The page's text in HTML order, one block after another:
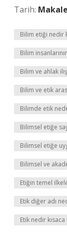
Tarih:
Bilim etiği nedir
Bilim
Bilim ve ahlak
Bilim ve etik
Bilimde etik
Bilimsel etiğe
Bilimsel etiğe
Bilimsel ve
Etiğin temel
Etik diğer adı
Etik nedir kısaca